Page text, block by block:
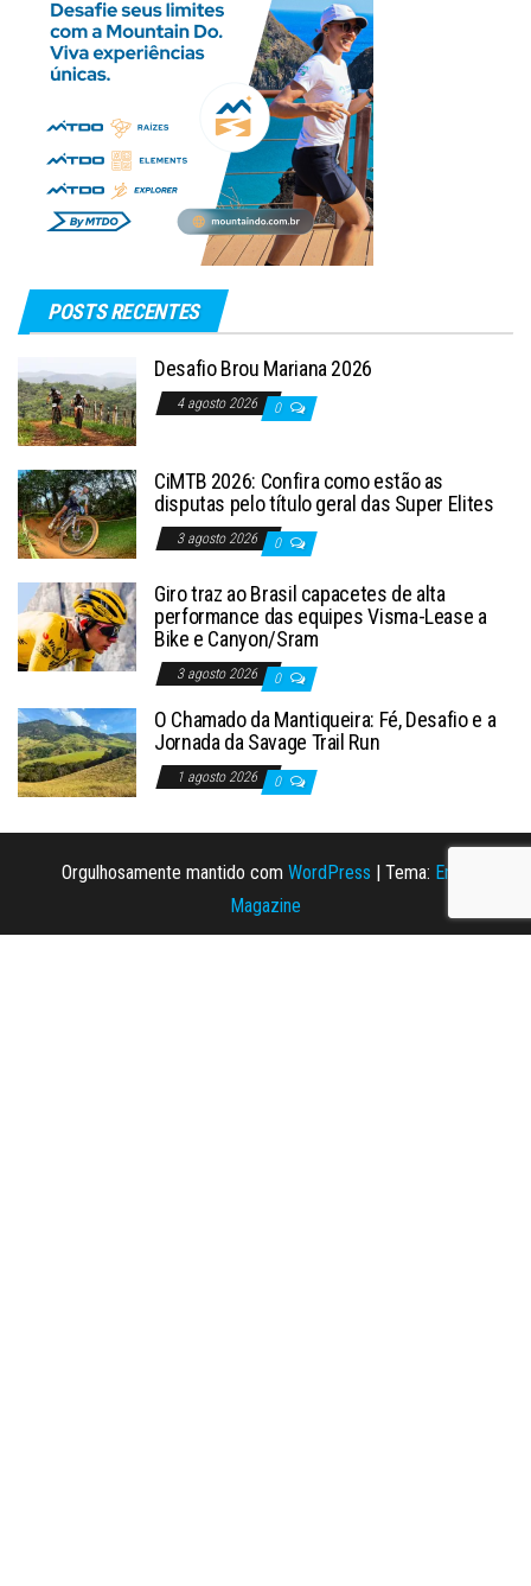
POSTS RECENTES
Desafio Brou Mariana 2026
4 agosto 2026 0
CiMTB 2026: Confira como estão as
disputas pelo título geral das Super Elites
3 agosto 2026 0
Giro traz ao Brasil capacetes de alta
performance das equipes Visma-Lease a
Bike e Canyon/Sram
3 agosto 2026 0
O Chamado da Mantiqueira: Fé, Desafio e a
Jornada da Savage Trail Run
1 agosto 2026 0
Orgulhosamente mantido com WordPress | Tema: Envo
Magazine